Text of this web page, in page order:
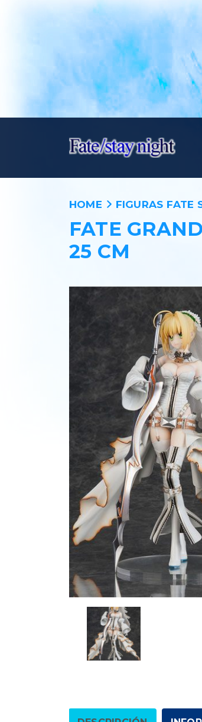
HOME FIGURAS FATE
FATE
25 CM